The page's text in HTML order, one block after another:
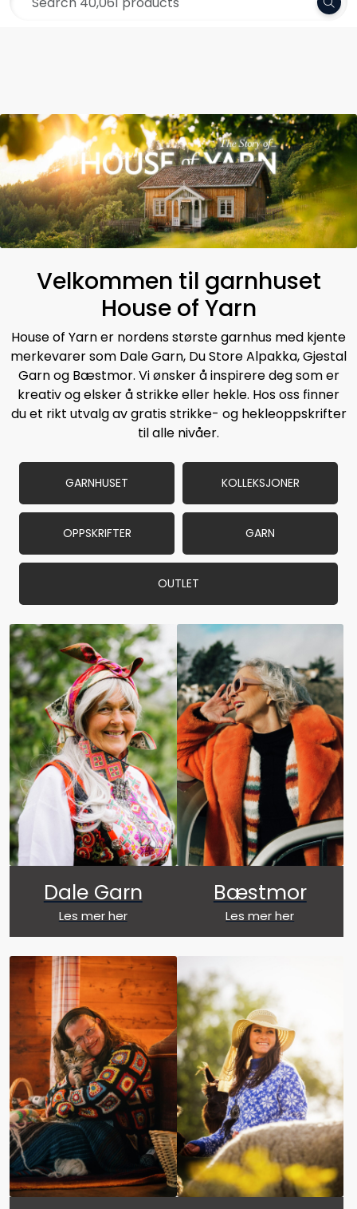
Skip to main content
Velkommen til garnhuset
House of Yarn
House of Yarn er nordens største garnhus med kjente
merkevarer som Dale Garn, Du Store Alpakka, Gjestal
Garn og Bæstmor. Vi ønsker å inspirere deg som er
kreativ og elsker å strikke eller hekle. Hos oss finner
du et rikt utvalg av gratis strikke- og hekleoppskrifter
til alle nivåer.
GARNHUSET KOLLEKSJONER
OPPSKRIFTER GARN
OUTLET
Dale Garn
Les mer her
Bæstmor
Les mer her
Pattern
Collections
Needles and Accessories
Gift Card
Outlet